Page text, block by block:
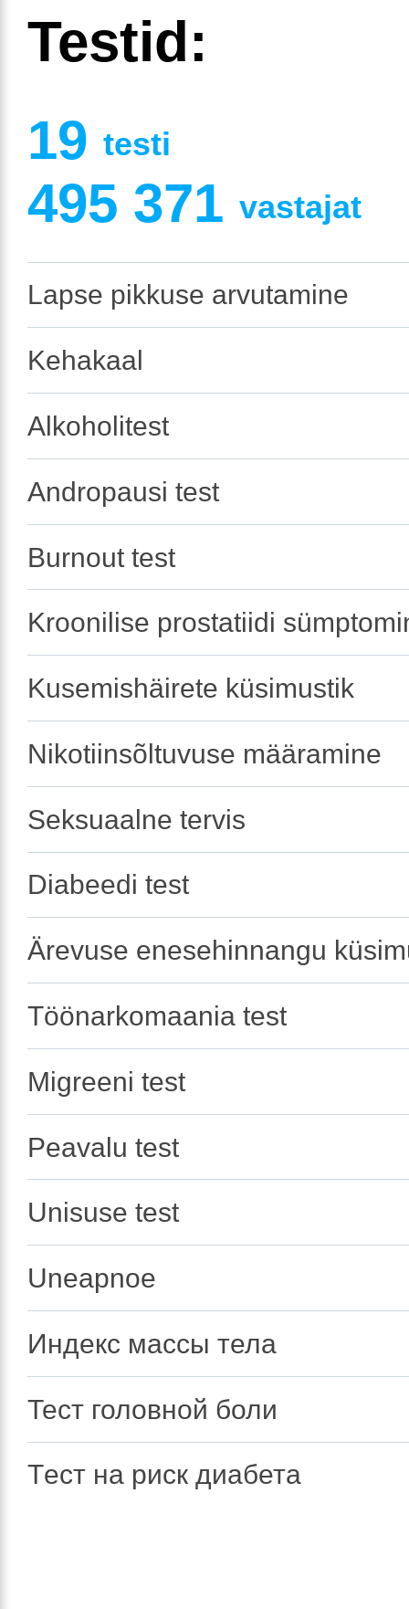
Testid:
19 testi
495 371 vastajat
Lapse pikkuse arvutamine
Kehakaal
Alkoholitest
Andropausi test
Burnout test
Kroonilise prostatiidi
Kusemishäirete küsimustik
Nikotiinsõltuvuse määramine
Seksuaalne tervis
Diabeedi test
Ärevuse enesehinnangu
Töönarkomaania test
Migreeni test
Peavalu test
Unisuse test
Uneapnoe
Индекс массы тела
Тест головной боли
Tест на риск диабета